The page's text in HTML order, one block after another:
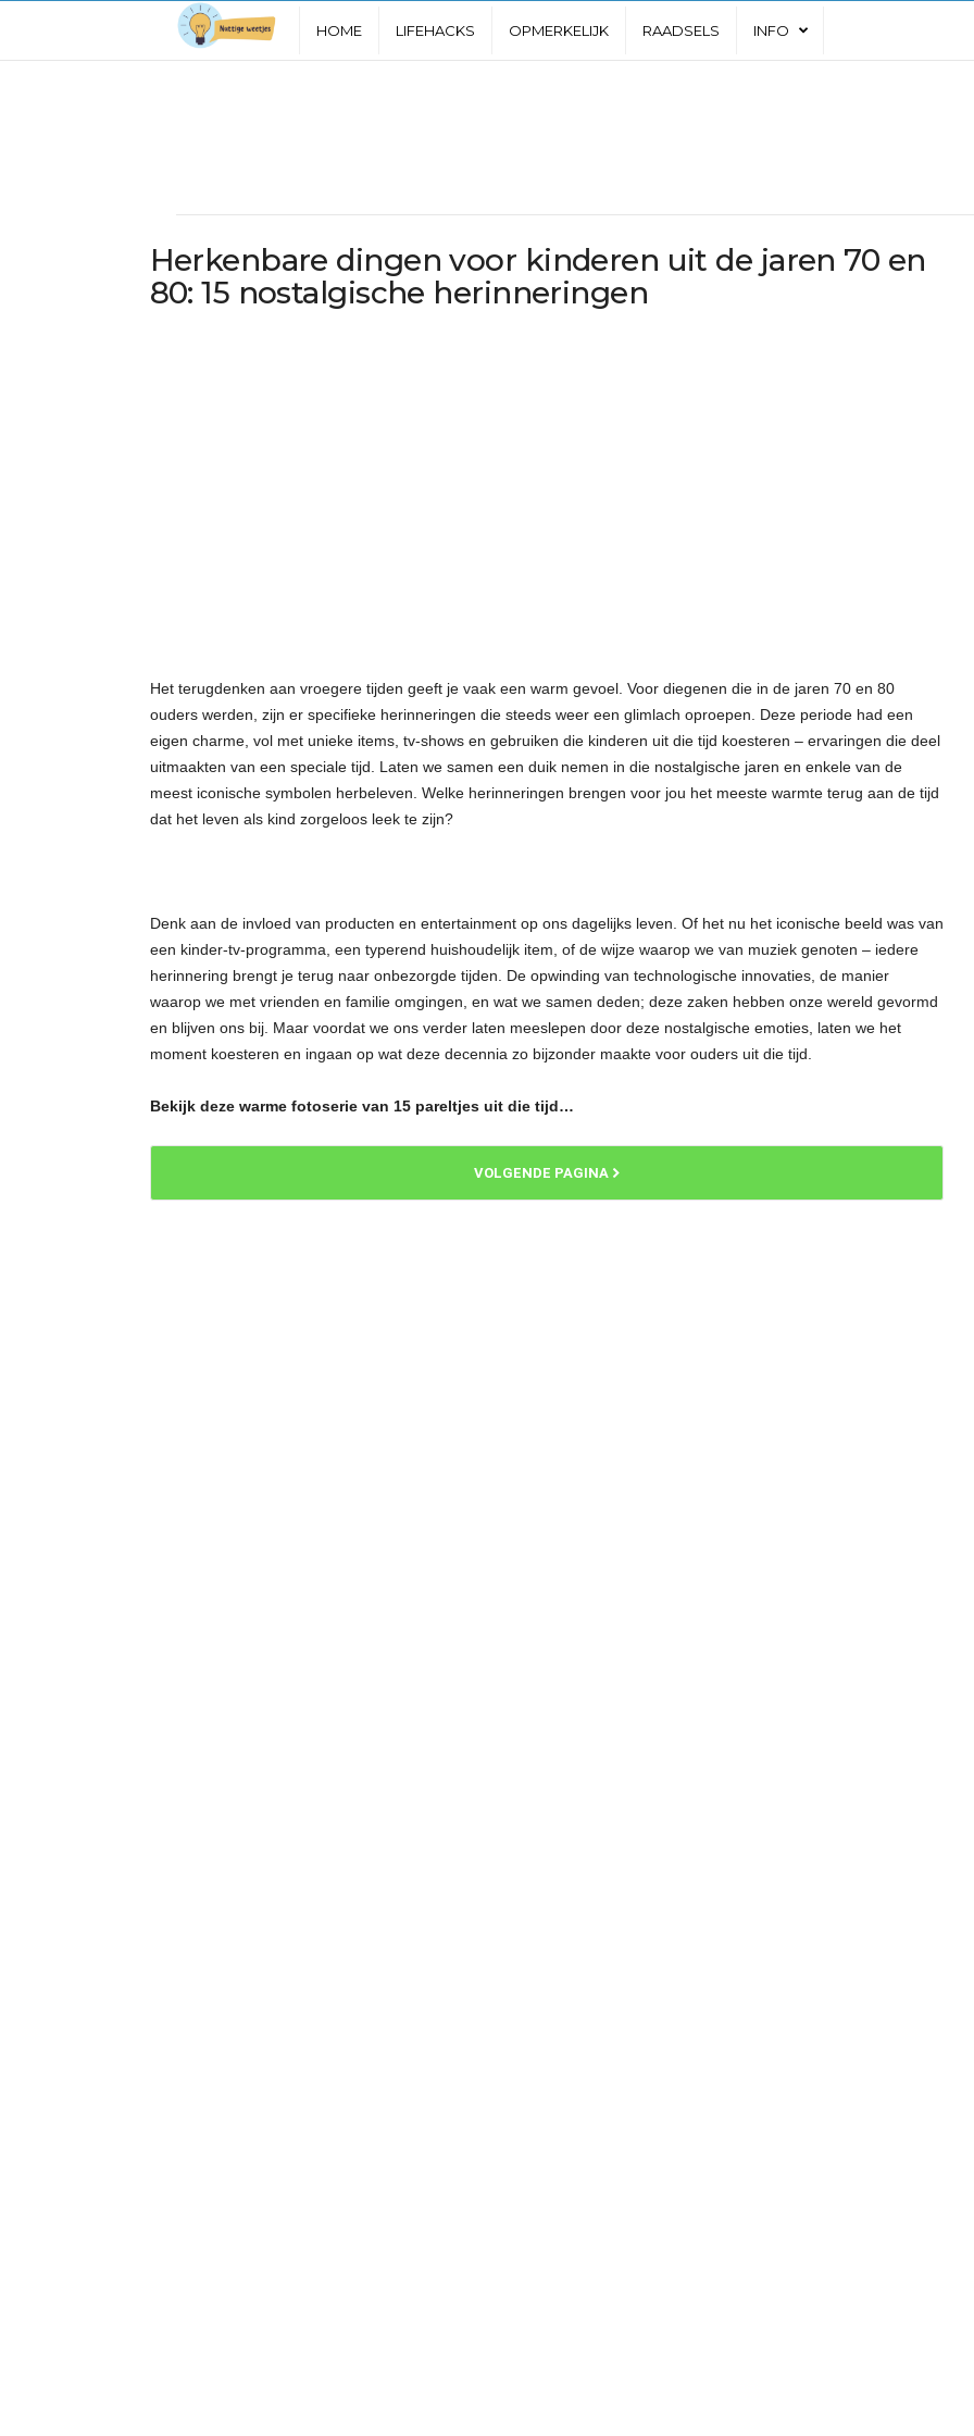
i
g
HOME LIFEHACKS OPMERKELIJK RAADSELS INFO
Herkenbare dingen voor kinderen uit de jaren 70 en
80: 15 nostalgische herinneringen
Het terugdenken aan vroegere tijden geeft je vaak een warm gevoel. Voor diegenen die in de jaren 70 en 80
ouders werden, zijn er specifieke herinneringen die steeds weer een glimlach oproepen. Deze periode had een
eigen charme, vol met unieke items, tv-shows en gebruiken die kinderen uit die tijd koesteren – ervaringen die deel
uitmaakten van een speciale tijd. Laten we samen een duik nemen in die nostalgische jaren en enkele van de
meest iconische symbolen herbeleven. Welke herinneringen brengen voor jou het meeste warmte terug aan de tijd
dat het leven als kind zorgeloos leek te zijn?
Denk aan de invloed van producten en entertainment op ons dagelijks leven. Of het nu het iconische beeld was van
een kinder-tv-programma, een typerend huishoudelijk item, of de wijze waarop we van muziek genoten – iedere
herinnering brengt je terug naar onbezorgde tijden. De opwinding van technologische innovaties, de manier
waarop we met vrienden en familie omgingen, en wat we samen deden; deze zaken hebben onze wereld gevormd
en blijven ons bij. Maar voordat we ons verder laten meeslepen door deze nostalgische emoties, laten we het
moment koesteren en ingaan op wat deze decennia zo bijzonder maakte voor ouders uit die tijd.
Bekijk deze warme fotoserie van 15 pareltjes uit die tijd…
VOLGENDE PAGINA